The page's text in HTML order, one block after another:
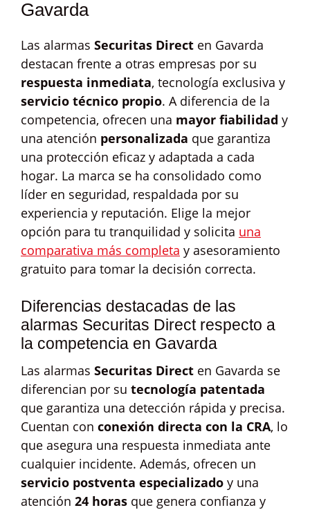
Gavarda
Las alarmas Securitas Direct en Gavarda
destacan frente a otras empresas por su
respuesta inmediata, tecnología exclusiva y
servicio técnico propio. A diferencia de la
competencia, ofrecen una mayor fiabilidad y
una atención personalizada que garantiza
una protección eficaz y adaptada a cada
hogar. La marca se ha consolidado como
líder en seguridad, respaldada por su
experiencia y reputación. Elige la mejor
opción para tu tranquilidad y solicita una
comparativa más completa y asesoramiento
gratuito para tomar la decisión correcta.
Diferencias destacadas de las
alarmas Securitas Direct respecto a
la competencia en Gavarda
Las alarmas Securitas Direct en Gavarda se
diferencian por su tecnología patentada
que garantiza una detección rápida y precisa.
Cuentan con conexión directa con la CRA, lo
que asegura una respuesta inmediata ante
cualquier incidente. Además, ofrecen un
servicio postventa especializado y una
atención 24 horas que genera confianza y